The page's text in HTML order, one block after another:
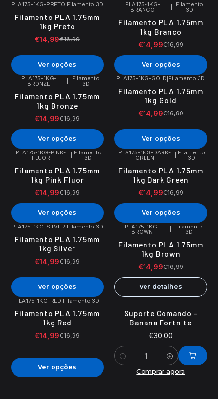
PLA175-1KG-PRETO Filamento 3D
Filamento PLA 1.75mm
1kg Preto
€14,99€16,99
Ver opções
-12%DESCONTO
PLA175-1KG-
BRANCO
Filamento
3D
Filamento PLA 1.75mm
1kg Branco
€14,99€16,99
Ver opções
-12%DESCONTO
PLA175-1KG-
BRONZE
Filamento
3D
Filamento PLA 1.75mm
1kg Bronze
€14,99€16,99
Ver opções
PLA175-1KG-GOLD Filamento 3D
Filamento PLA 1.75mm
1kg Gold
€14,99€16,99
Ver opções
-12%DESCONTO
PLA175-1KG-PINK-
FLUOR
Filamento
3D
Filamento PLA 1.75mm
1kg Pink Fluor
€14,99€16,99
Ver opções
-12%DESCONTO
PLA175-1KG-DARK-
GREEN
Filamento
3D
Filamento PLA 1.75mm
1kg Dark Green
€14,99€16,99
Ver opções
PLA175-1KG-SILVER Filamento 3D
Filamento PLA 1.75mm
1kg Silver
€14,99€16,99
Ver opções
-12%DESCONTO
Esgotado
PLA175-1KG-
BROWN
Filamento
3D
Filamento PLA 1.75mm
1kg Brown
€14,99€16,99
Ver detalhes
PLA175-1KG-RED Filamento 3D
Filamento PLA 1.75mm
1kg Red
€14,99€16,99
Ver opções
Suporte Comando -
Banana Fortnite
€30,00
Quantidade
Comprar agora